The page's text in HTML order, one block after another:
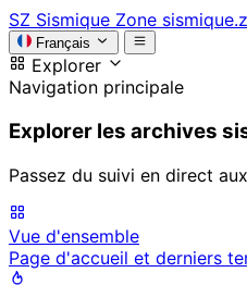
SZ Sismique Zone
Français
Explorer
Navigation principale
Explorer les archives
Passez du suivi en direct
Vue d'ensemble
Page d'accueil et derniers